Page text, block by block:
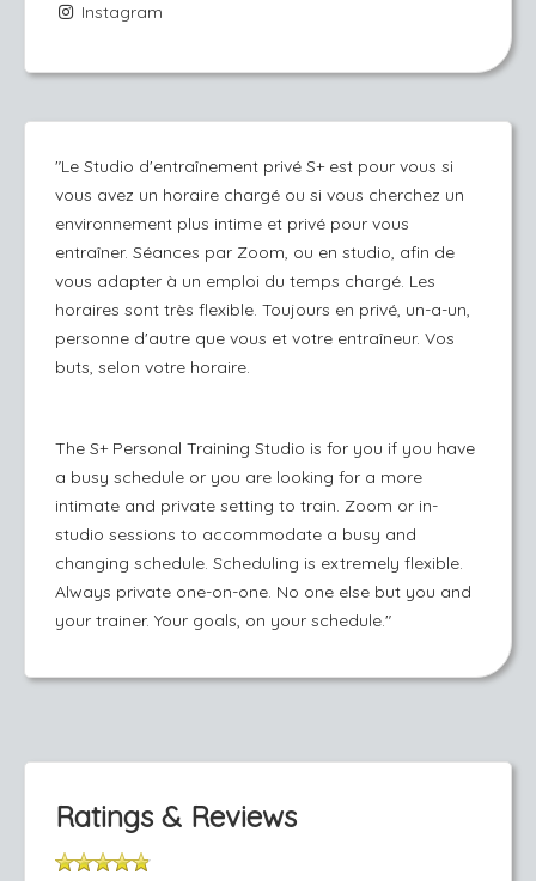
Instagram
"Le Studio d'entraînement privé S+ est pour vous si
vous avez un horaire chargé ou si vous cherchez un
environnement plus intime et privé pour vous
entraîner. Séances par Zoom, ou en studio, afin de
vous adapter à un emploi du temps chargé. Les
horaires sont très flexible. Toujours en privé, un-a-un,
personne d'autre que vous et votre entraîneur. Vos
buts, selon votre horaire.
The S+ Personal Training Studio is for you if you have
a busy schedule or you are looking for a more
intimate and private setting to train. Zoom or in-
studio sessions to accommodate a busy and
changing schedule. Scheduling is extremely flexible.
Always private one-on-one. No one else but you and
your trainer. Your goals, on your schedule."
Ratings & Reviews